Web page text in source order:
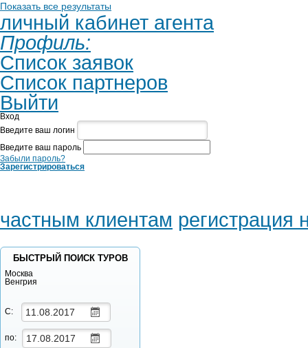
Показать все результаты
личный кабинет агента
Профиль:
Список заявок
Список партнеров
Выйти
Вход
Введите ваш логин
Введите ваш пароль
Забыли пароль?
Зарегистрироваться
частным клиентам регистрация
БЫСТРЫЙ ПОИСК ТУРОВ
Москва
Венгрия
С:
по: